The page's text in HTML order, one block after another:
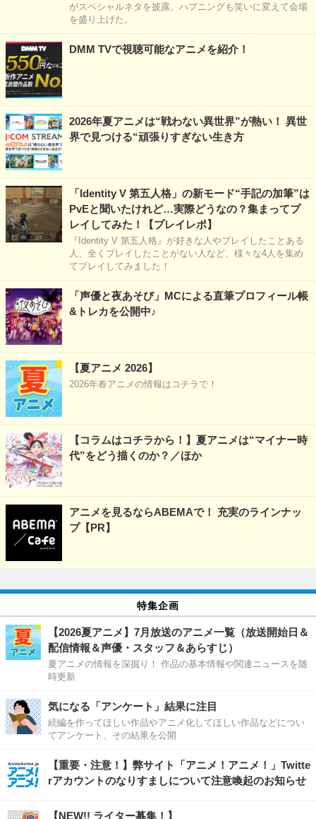
がスペシャルネタを披露。ハプニングも笑いに変えて会場
を盛り上げた。
DMM TVで視聴可能なアニメを紹介！
2026年夏アニメは“戦わない異世界”が熱い！ 異世
界で見つける“頑張りすぎない生き方
「Identity V 第五人格」の新モード“手記の加筆”は
PvEと聞いたけれど…実際どうなの？集まってプ
レイしてみた！【プレイレポ】
『Identity V 第五人格』が好きな人やプレイしたことある
人、全くプレイしたことがない人など、様々な4人を集め
てプレイしてみました！
「声優と夜あそび」MCによる直筆プロフィール帳
&トレカを公開中♪
【夏アニメ 2026】
2026年春アニメの情報はコチラで！
【コラムはコチラから！】夏アニメは“マイナー時
代”をどう描くのか？／ほか
アニメを見るならABEMAで！ 充実のラインナッ
プ【PR】
特集企画
【2026夏アニメ】7月放送のアニメ一覧（放送開始日＆
配信情報＆声優・スタッフ＆あらすじ）
夏アニメの情報を深掘り！ 作品の基本情報や関連ニュースを随
時更新
気になる「アンケート」結果に注目
続編を作ってほしい作品やアニメ化してほしい作品などについ
てアンケート、その結果を公開
【重要・注意！】弊サイト「アニメ！アニメ！」Twitte
rアカウントのなりすましについて注意喚起のお知らせ
【NEW!! ライター募集！】